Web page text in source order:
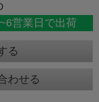
営業日で出荷
る
わせる